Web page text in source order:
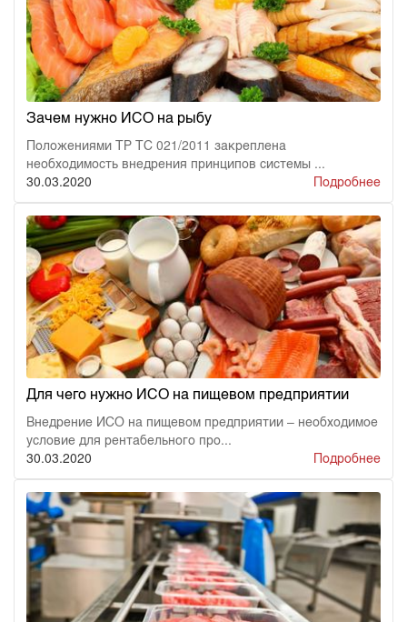
Зачем нужно ИСО на рыбу
Положениями ТР ТС 021/2011 закреплена
необходимость внедрения принципов системы ...
30.03.2020
Подробнее
Для чего нужно ИСО на пищевом предприятии
Внедрение ИСО на пищевом предприятии – необходимое
условие для рентабельного про...
30.03.2020
Подробнее